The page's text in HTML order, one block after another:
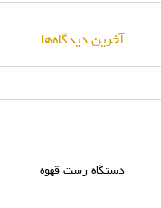
آخرین دیدگاه‌ها
دستگاه رست قهوه